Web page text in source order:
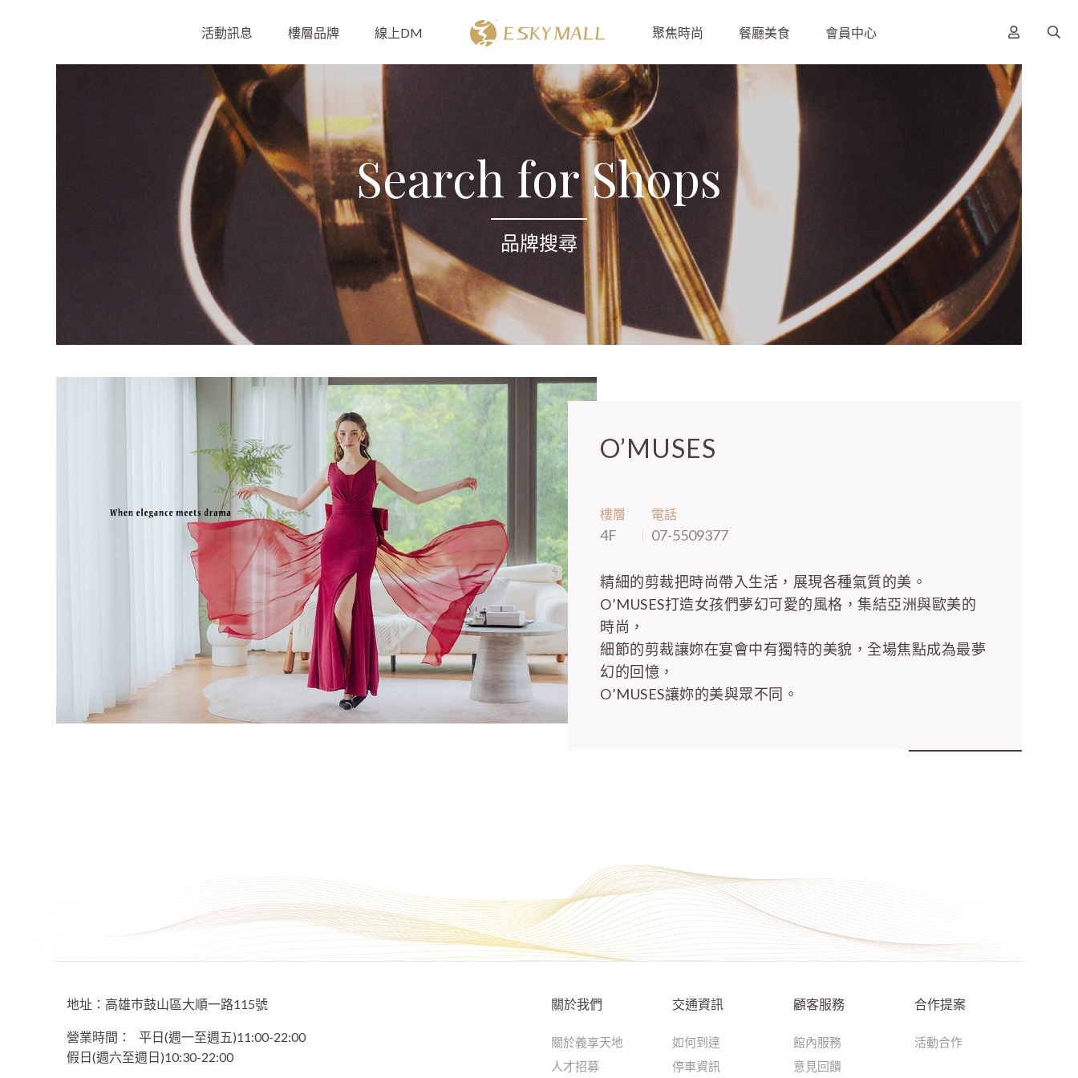
活動訊息 樓層品牌 線上DM 聚焦時尚 餐廳美食 會員中心
Search for Shops
品牌搜尋
O’MUSES
樓層
4F
電話
07-5509377
精細的剪裁把時尚帶入生活，展現各種氣質的美。
O’MUSES打造女孩們夢幻可愛的風格，集結亞洲與歐美的
時尚，
細節的剪裁讓妳在宴會中有獨特的美貌，全場焦點成為最夢
幻的回憶，
O’MUSES讓妳的美與眾不同。
地址：高雄巿鼓山區大順一路115號
營業時間：
平日(週一至週五)11:00-22:00
假日(週六至週日)10:30-22:00
關於我們
關於義享天地
人才招募
交通資訊
如何到達
停車資訊
顧客服務
館內服務
意見回饋
合作提案
活動合作